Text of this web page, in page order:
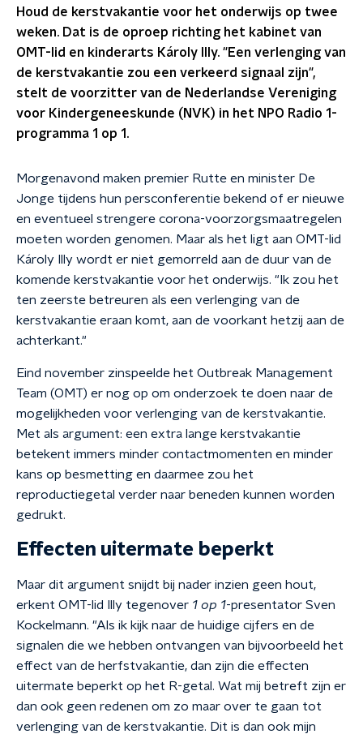
Houd de kerstvakantie voor het onderwijs op twee
weken. Dat is de oproep richting het kabinet van
OMT-lid en kinderarts Károly Illy. "Een verlenging van
de kerstvakantie zou een verkeerd signaal zijn",
stelt de voorzitter van de Nederlandse Vereniging
voor Kindergeneeskunde (NVK) in het NPO Radio 1-
programma 1 op 1.
Morgenavond maken premier Rutte en minister De
Jonge tijdens hun persconferentie bekend of er nieuwe
en eventueel strengere corona-voorzorgsmaatregelen
moeten worden genomen. Maar als het ligt aan OMT-lid
Károly Illy wordt er niet gemorreld aan de duur van de
komende kerstvakantie voor het onderwijs. "Ik zou het
ten zeerste betreuren als een verlenging van de
kerstvakantie eraan komt, aan de voorkant hetzij aan de
achterkant."
Eind november zinspeelde het Outbreak Management
Team (OMT) er nog op om onderzoek te doen naar de
mogelijkheden voor verlenging van de kerstvakantie.
Met als argument: een extra lange kerstvakantie
betekent immers minder contactmomenten en minder
kans op besmetting en daarmee zou het
reproductiegetal verder naar beneden kunnen worden
gedrukt.
Effecten uitermate beperkt
Maar dit argument snijdt bij nader inzien geen hout,
erkent OMT-lid Illy tegenover 1 op 1-presentator Sven
Kockelmann. "Als ik kijk naar de huidige cijfers en de
signalen die we hebben ontvangen van bijvoorbeeld het
effect van de herfstvakantie, dan zijn die effecten
uitermate beperkt op het R-getal. Wat mij betreft zijn er
dan ook geen redenen om zo maar over te gaan tot
verlenging van de kerstvakantie. Dit is dan ook mijn